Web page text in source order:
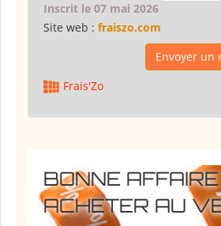
Inscrit le 07 mai 2026
Site web : fraiszo.com
Envoyer un
Frais'Zo
BONNE AFFAIRE
ACHETER AU